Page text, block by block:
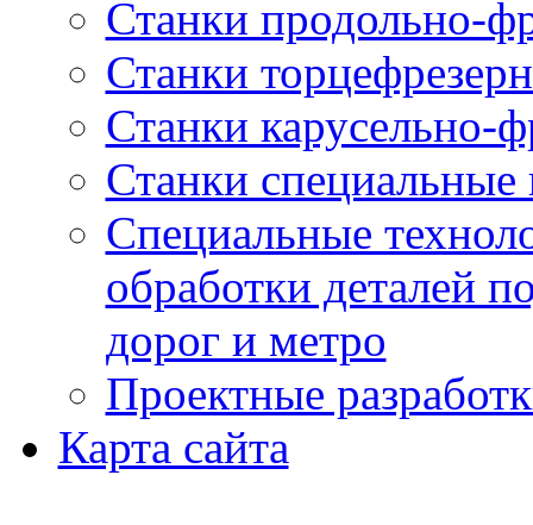
Станки продольно-
Станки
Станки карусельно-
Станки
Специальные
обработки деталей
дорог и метро
Проектные
Карта сайта